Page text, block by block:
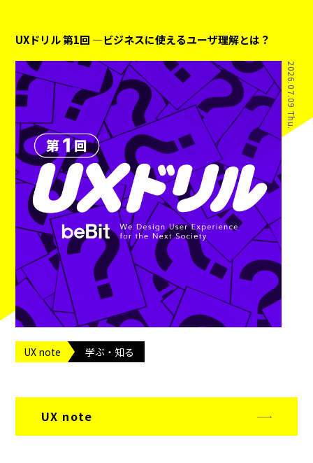
UXドリル 第1回 ―ビジネスに使えるユーザ理解とは？
2026.07.09 Thu.
UX note 学ぶ・知る
UX note